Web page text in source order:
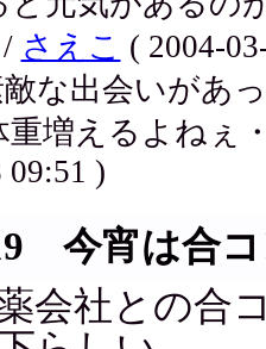
さえこ ( 2004-
な出会いがあ
重増えるよねぇ
09:51 )
今宵は合
会社との合